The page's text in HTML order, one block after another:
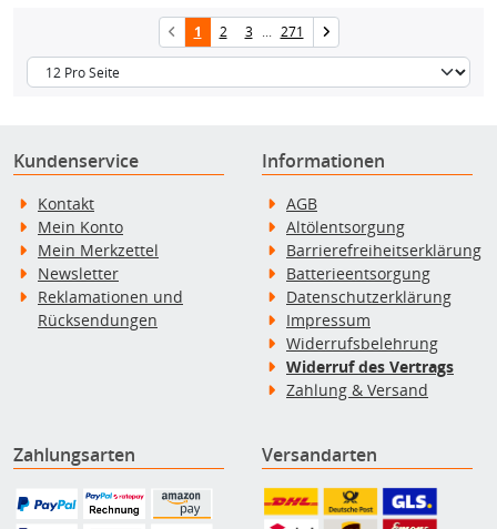
1 2 3 ... 271
Kundenservice
Kontakt
Mein Konto
Mein Merkzettel
Newsletter
Reklamationen und
Rücksendungen
Informationen
AGB
Altölentsorgung
Barrierefreiheitserklärung
Batterieentsorgung
Datenschutzerklärung
Impressum
Widerrufsbelehrung
Widerruf des Vertrags
Zahlung & Versand
Zahlungsarten Versandarten